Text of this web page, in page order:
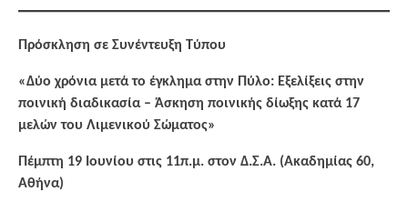
Πρόσκληση σε Συνέντευξη Τύπου
«Δύο χρόνια μετά το έγκλημα στην Πύλο: Εξελίξεις στην
ποινική διαδικασία – Άσκηση ποινικής δίωξης κατά 17
μελών του Λιμενικού Σώματος»
Πέμπτη 19 Ιουνίου στις 11π.μ. στον Δ.Σ.Α. (Ακαδημίας 60,
Αθήνα)